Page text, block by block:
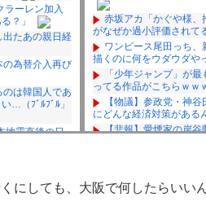
ラーレン加入
？」
出たあの親日経
の為替介入再び
は韓国人であ
…（ﾌﾞﾙﾌﾞﾙ」
地震直後の日
たキャラの掛
託すつもりで
赤坂アカ「かぐや様
がなぜか過小評価されて
ワンピース尾田っち
描くのに何をウダウダや
「少年ジャンプ」が
ってる作品がこちらｗｗ
【物議】参政党・神
にどんな経済対策がある
【悲報】愛煙家の岸谷
Powered by
にしても、大阪で何したらいい